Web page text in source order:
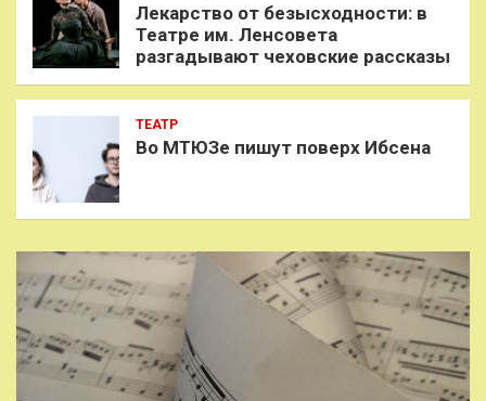
Лекарство от безысходности: в
Театре им. Ленсовета
разгадывают чеховские рассказы
ТЕАТР
Во МТЮЗе пишут поверх Ибсена